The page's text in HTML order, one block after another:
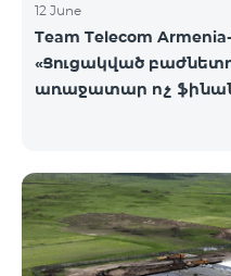
12 June
Team Telecom
«Ցուցակված
առաջատար ոչ